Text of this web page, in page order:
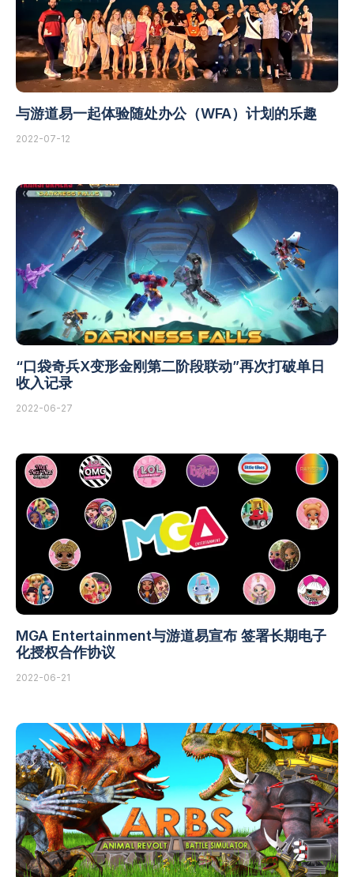
与游道易一起体验随处办公（WFA）计划的乐趣
2022-07-12
“口袋奇兵X变形金刚第二阶段联动”再次打破单日
收入记录
2022-06-27
MGA Entertainment与游道易宣布 签署长期电子
化授权合作协议
2022-06-21